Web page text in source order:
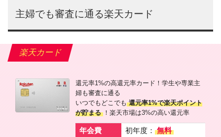
主婦でも審査に通る楽天カード
楽天カード
還元率1%の高還元率カード！学生や専業主
婦も審査に通る
いつでもどこでも 還元率1%で楽天ポイント
が貯まる ！楽天市場は3%の高い還元率
年会費 初年度： 無料